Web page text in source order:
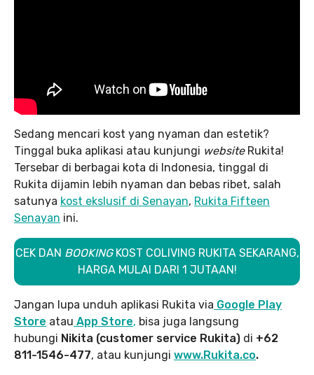
Sedang mencari kost yang nyaman dan estetik?
Tinggal buka aplikasi atau kunjungi website Rukita!
Tersebar di berbagai kota di Indonesia, tinggal di
Rukita dijamin lebih nyaman dan bebas ribet, salah
satunya kost ekslusif di Senayan, Rukita Fifteen
Senayan ini.
CEK DAN BOOKING KOST COLIVING RUKITA SEKARANG,
HARGA MULAI DARI 1 JUTAAN!
Jangan lupa unduh aplikasi Rukita via Google Play
Store atau App Store, bisa juga langsung
hubungi Nikita (customer service Rukita) di +62
811-1546-477, atau kunjungi www.Rukita.co.